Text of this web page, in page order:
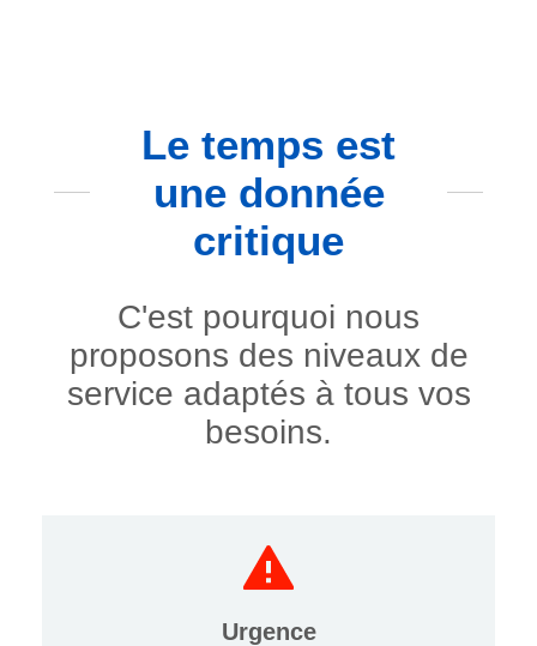
Le temps est
une donnée
critique
C'est pourquoi nous
proposons des niveaux de
service adaptés à tous vos
besoins.
Urgence